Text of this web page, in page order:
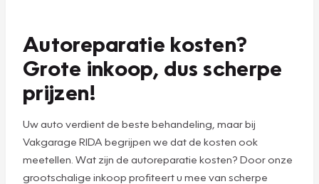
Autoreparatie kosten?
Grote inkoop, dus scherpe
prijzen!
Uw auto verdient de beste behandeling, maar bij
Vakgarage RIDA begrijpen we dat de kosten ook
meetellen. Wat zijn de autoreparatie kosten? Door onze
grootschalige inkoop profiteert u mee van scherpe